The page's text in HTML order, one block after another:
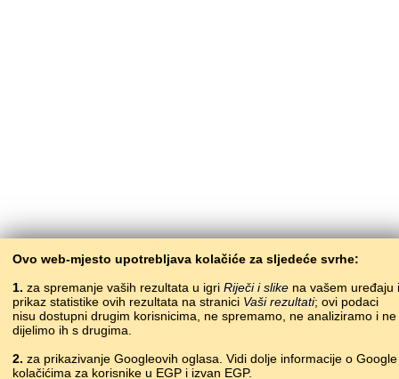
Ovo web-mjesto upotrebljava kolačiće za sljedeće svrhe:
1. za spremanje vaših rezultata u igri Riječi i slike na vašem uređaju i
prikaz statistike ovih rezultata na stranici Vaši rezultati; ovi podaci
nisu dostupni drugim korisnicima, ne spremamo, ne analiziramo i ne
dijelimo ih s drugima.
2. za prikazivanje Googleovih oglasa. Vidi dolje informacije o Google
kolačićima za korisnike u EGP i izvan EGP.